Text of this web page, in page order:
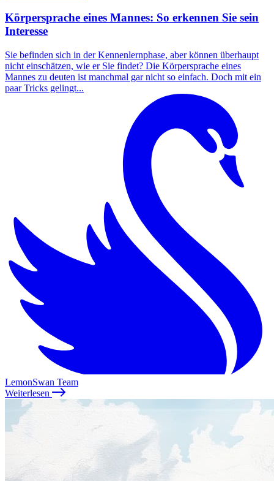
Körpersprache eines Mannes: So erkennen Sie sein
Interesse
Sie befinden sich in der Kennenlernphase, aber können überhaupt
nicht einschätzen, wie er Sie findet? Die Körpersprache eines
Mannes zu deuten ist manchmal gar nicht so einfach. Doch mit ein
paar Tricks gelingt...
LemonSwan Team
Weiterlesen